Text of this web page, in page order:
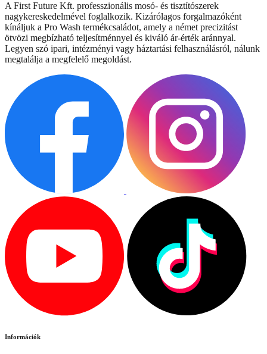
A First Future Kft. professzionális mosó- és tisztítószerek
nagykereskedelmével foglalkozik. Kizárólagos forgalmazóként
kínáljuk a Pro Wash termékcsaládot, amely a német precizitást
ötvözi megbízható teljesítménnyel és kiváló ár-érték aránnyal.
Legyen szó ipari, intézményi vagy háztartási felhasználásról, nálunk
megtalálja a megfelelő megoldást.
Információk